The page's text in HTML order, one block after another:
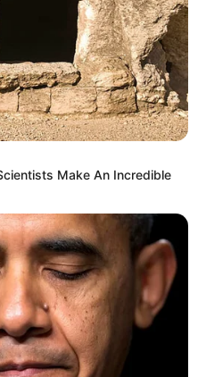
Make An Incredible